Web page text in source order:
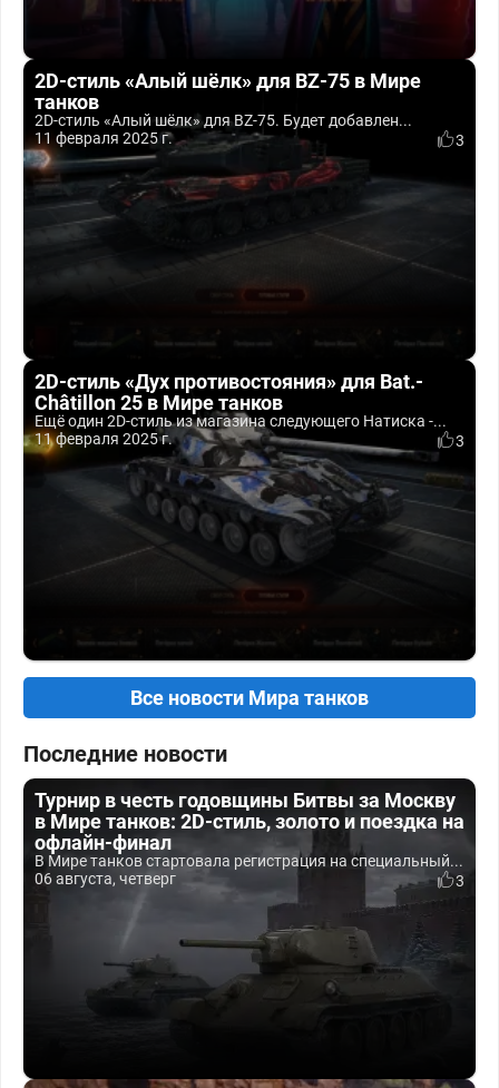
2D-стиль «Алый шёлк» для BZ-75 в Мире
танков
2D-стиль «Алый шёлк» для BZ-75. Будет добавлен...
11 февраля 2025 г.
3
2D-стиль «Дух противостояния» для Bat.-
Châtillon 25 в Мире танков
Ещё один 2D-стиль из магазина следующего Натиска -...
11 февраля 2025 г.
3
Все новости Мира танков
Последние новости
Турнир в честь годовщины Битвы за Москву
в Мире танков: 2D-стиль, золото и поездка на
офлайн-финал
В Мире танков стартовала регистрация на специальный...
06 августа, четверг
3